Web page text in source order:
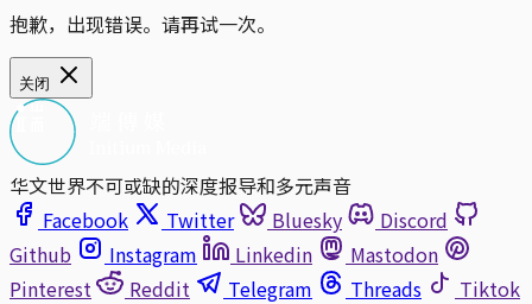
抱歉，出现错误。请再试一次。
关闭
华文世界不可或缺的深度报导和多元声音
Facebook
Twitter Bluesky
Discord
Github
Instagram Linkedin
Mastodon
Pinterest
Reddit Telegram Threads
Tiktok